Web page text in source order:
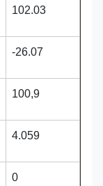
102.03
-26.07
100,9
4.059
0